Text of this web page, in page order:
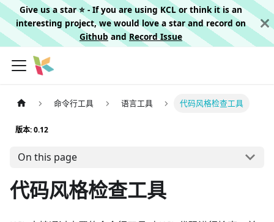
Give us a star ⭐️ - If you are using KCL or think it is an
interesting project, we would love a star and record on
Githuband Record Issue
命令行工具 语言工具 代码风格检查工具
版本: 0.12
On this page
代码风格检查工具